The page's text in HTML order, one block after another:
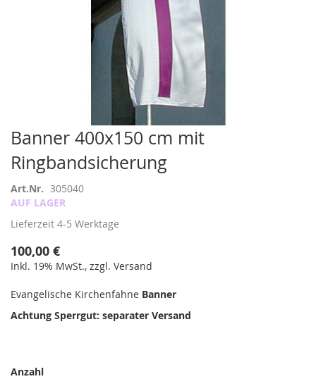
Banner 400x150 cm mit
Ringbandsicherung
Art.Nr. 305040
AUF LAGER
Lieferzeit 4-5 Werktage
100,00 €
Inkl. 19% MwSt., zzgl. Versand
Evangelische Kirchenfahne Banner
Achtung Sperrgut: separater Versand
Anzahl
Zum
Anfang
der
Bildergalerie
springen